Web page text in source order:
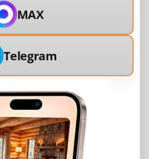
MAX
Telegram